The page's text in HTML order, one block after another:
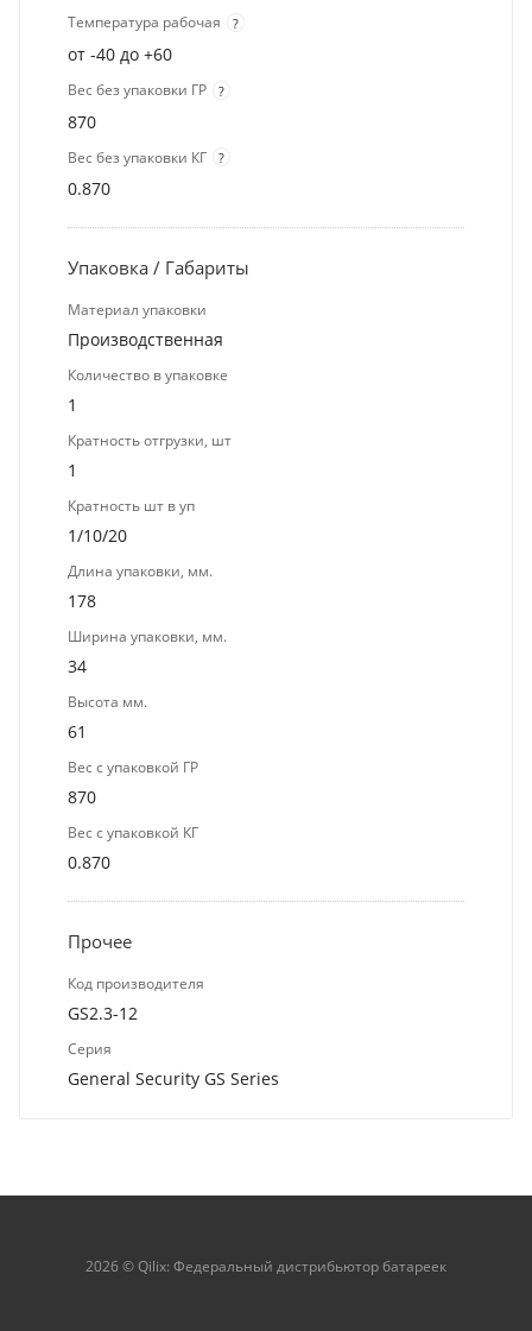
Температура рабочая ?
от -40 до +60
Вес без упаковки ГР ?
870
Вес без упаковки КГ ?
0.870
Упаковка / Габариты
Материал упаковки
Производственная
Количество в упаковке
1
Кратность отгрузки, шт
1
Кратность шт в уп
1/10/20
Длина упаковки, мм.
178
Ширина упаковки, мм.
34
Высота мм.
61
Вес с упаковкой ГР
870
Вес с упаковкой КГ
0.870
Прочее
Код производителя
GS2.3-12
Серия
General Security GS Series
2026 © Qilix: Федеральный дистрибьютор батареек